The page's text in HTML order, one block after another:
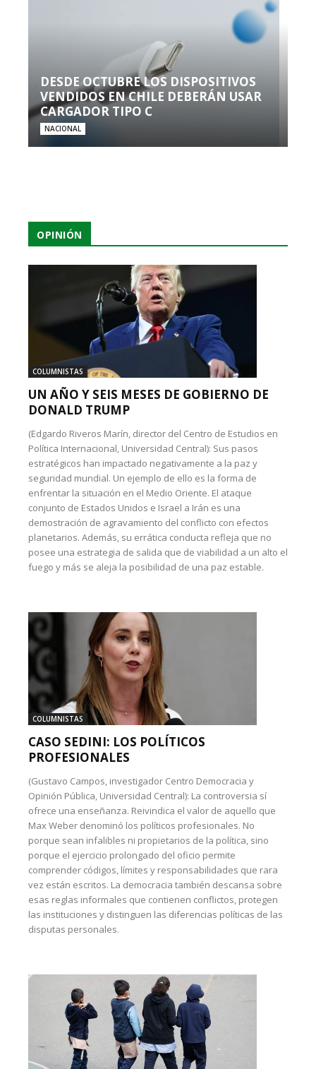
DESDE OCTUBRE LOS DISPOSITIVOS
VENDIDOS EN CHILE DEBERÁN USAR
CARGADOR TIPO C
NACIONAL
OPINIÓN
COLUMNISTAS
UN AÑO Y SEIS MESES DE GOBIERNO DE
DONALD TRUMP
(Edgardo Riveros Marín, director del Centro de Estudios en
Política Internacional, Universidad Central): Sus pasos
estratégicos han impactado negativamente a la paz y
seguridad mundial. Un ejemplo de ello es la forma de
enfrentar la situación en el Medio Oriente. El ataque
conjunto de Estados Unidos e Israel a Irán es una
demostración de agravamiento del conflicto con efectos
planetarios. Además, su errática conducta refleja que no
posee una estrategia de salida que de viabilidad a un alto el
fuego y más se aleja la posibilidad de una paz estable.
COLUMNISTAS
CASO SEDINI: LOS POLÍTICOS
PROFESIONALES
(Gustavo Campos, investigador Centro Democracia y
Opinión Pública, Universidad Central): La controversia sí
ofrece una enseñanza. Reivindica el valor de aquello que
Max Weber denominó los políticos profesionales. No
porque sean infalibles ni propietarios de la política, sino
porque el ejercicio prolongado del oficio permite
comprender códigos, límites y responsabilidades que rara
vez están escritos. La democracia también descansa sobre
esas reglas informales que contienen conflictos, protegen
las instituciones y distinguen las diferencias políticas de las
disputas personales.